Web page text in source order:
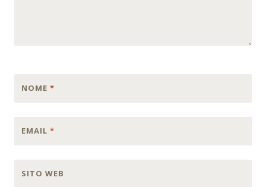
NOME *
EMAIL *
SITO WEB